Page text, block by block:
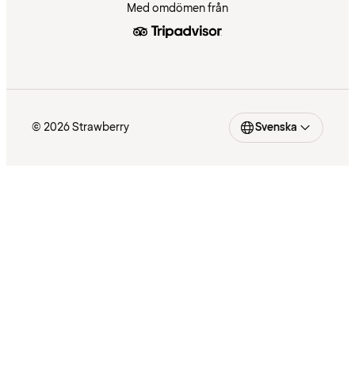
Med omdömen från
© 2026 Strawberry Svenska